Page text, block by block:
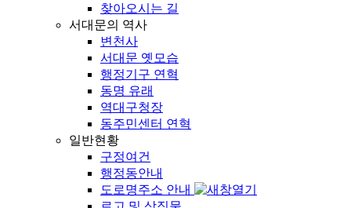
찾아오시는 길
서대문의 역사
변천사
서대문 옛모습
행정기구 연혁
동명 유래
역대구청장
동주민센터 연혁
일반현황
구정여건
행정동안내
도로명주소 안내